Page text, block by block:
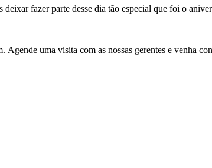
fazer parte desse dia tão especial que foi o
. Agende uma visita com as nossas gerentes e venha